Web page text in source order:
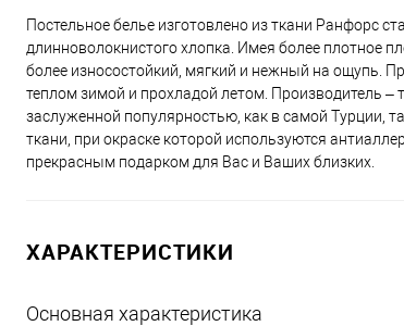
Постельное белье изготовлено из ткани Ранфорс
длинноволокнистого хлопка. Имея более плотное
более износостойкий, мягкий и нежный на ощупь.
теплом зимой и прохладой летом. Производитель –
заслуженной популярностью, как в самой Турции,
ткани, при окраске которой используются
прекрасным подарком для Вас и Ваших близких.
ХАРАКТЕРИСТИКИ
Основная характеристика